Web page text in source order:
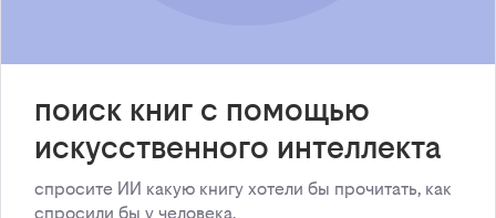
поиск книг с помощью
искусственного интеллекта
спросите ИИ какую книгу хотели бы прочитать, как
спросили бы у человека.